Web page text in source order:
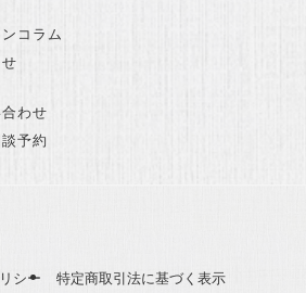
コラム
わせ
予約
シー 特定商取引法に基づく表示